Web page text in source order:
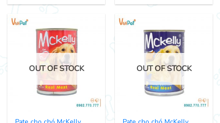
OUT OF STOCK OUT OF STOCK